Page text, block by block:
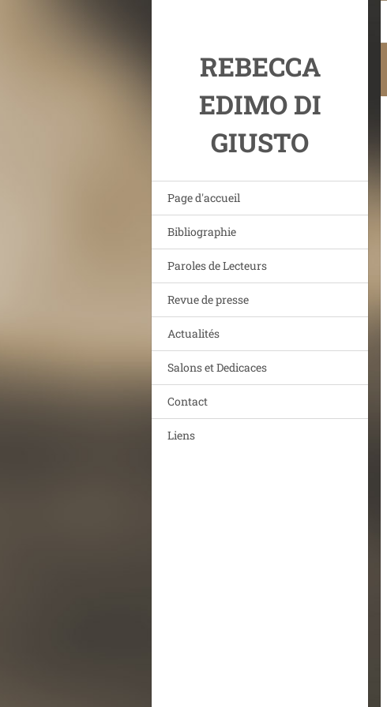
REBECCA
EDIMO DI
GIUSTO
Page d'accueil
Bibliographie
Paroles de Lecteurs
Revue de presse
Actualités
Salons et Dedicaces
Contact
Liens